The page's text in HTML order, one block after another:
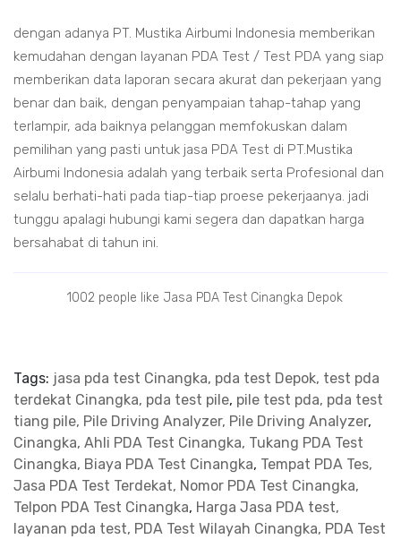
dengan adanya PT. Mustika Airbumi Indonesia memberikan
kemudahan dengan layanan PDA Test / Test PDA yang siap
memberikan data laporan secara akurat dan pekerjaan yang
benar dan baik, dengan penyampaian tahap-tahap yang
terlampir, ada baiknya pelanggan memfokuskan dalam
pemilihan yang pasti untuk jasa PDA Test di PT.Mustika
Airbumi Indonesia adalah yang terbaik serta Profesional dan
selalu berhati-hati pada tiap-tiap proese pekerjaanya. jadi
tunggu apalagi hubungi kami segera dan dapatkan harga
bersahabat di tahun ini.
1002 people like Jasa PDA Test Cinangka Depok
Tags: jasa pda test Cinangka, pda test Depok, test pda
terdekat Cinangka, pda test pile, pile test pda, pda test
tiang pile, Pile Driving Analyzer, Pile Driving Analyzer,
Cinangka, Ahli PDA Test Cinangka, Tukang PDA Test
Cinangka, Biaya PDA Test Cinangka, Tempat PDA Tes,
Jasa PDA Test Terdekat, Nomor PDA Test Cinangka,
Telpon PDA Test Cinangka, Harga Jasa PDA test,
layanan pda test, PDA Test Wilayah Cinangka, PDA Test